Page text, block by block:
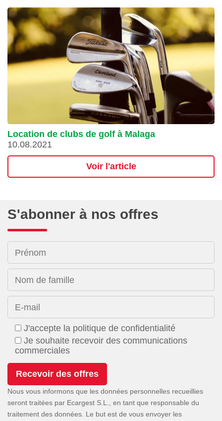
Location de clubs de golf à Malaga
10.08.2021
Voir l'article
S'abonner à nos offres
Prénom
Nom de famille
E-mail
J'accepte la politique de confidentialité
Je souhaite recevoir des communications
commerciales
Nous vous informons que les données personnelles recueillies
seront traitées par Ecargest S.L., en tant que responsable du
traitement des données. Le but est de vous envoyer les